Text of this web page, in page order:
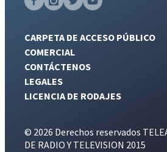
CARPETA DE ACCESO PÚBLICO
COMERCIAL
CONTÁCTENOS
LEGALES
LICENCIA DE RODAJES
© 2026 Derechos reservados
DE RADIO Y TELEVISION 2015